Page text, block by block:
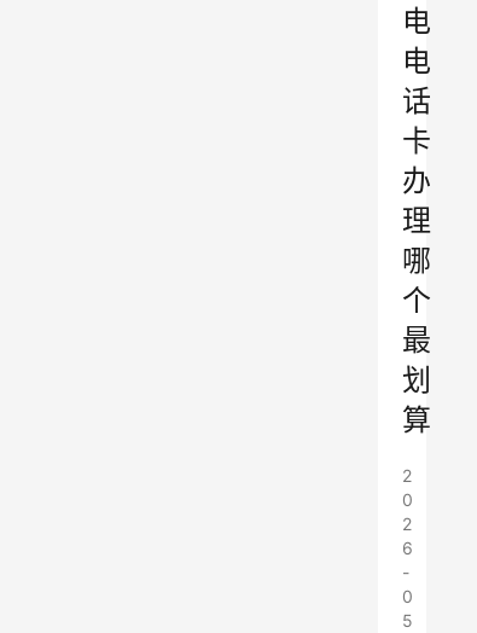
电
电
话
卡
办
理
哪
个
最
划
算
2
0
2
6
-
0
5